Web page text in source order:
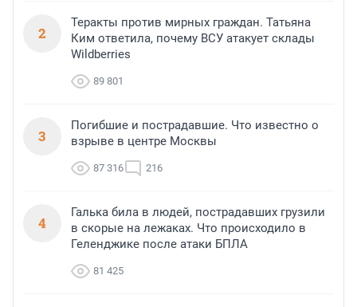
2
Теракты против мирных граждан. Татьяна
Ким ответила, почему ВСУ атакует склады
Wildberries
89 801
3
Погибшие и пострадавшие. Что известно о
взрыве в центре Москвы
87 316 216
4
Галька била в людей, пострадавших грузили
в скорые на лежаках. Что происходило в
Геленджике после атаки БПЛА
81 425